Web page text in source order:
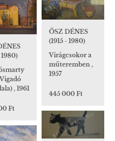
ŐSZ DÉNES
(1915 - 1980)
Virágcsokor a
műteremben ,
1957
445 000 Ft
1980)
, 1961
Ft